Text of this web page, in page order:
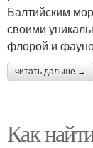
Балтийским
своими
флорой и
читать дальше →
Как